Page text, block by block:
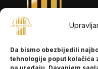
Da bismo obezbijedili
tehnologije poput
INFORMACIJE
O nama
Kontakt